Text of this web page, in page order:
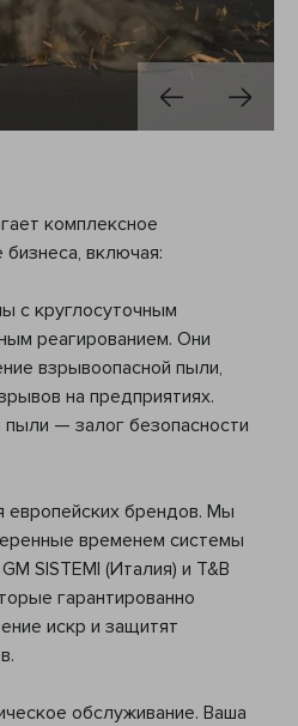
комплексное
включая:
с круглосуточным
реагированием. Они
взрывоопасной пыли,
на предприятиях.
— залог безопасности
европейских брендов. Мы
временем системы
SISTEMI (Италия) и T&B
гарантированно
искр и защитят
обслуживание. Ваша